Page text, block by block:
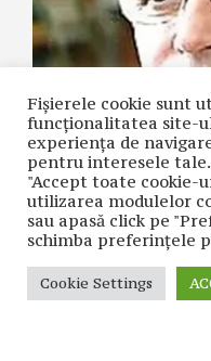
NICOLAE GRIGORIE
diagnostice false și
CONTACT| © COPYRIGHT
Fișierele cookie sunt
funcţionalitatea site-
experienţa de
pentru interesele tale.
"Accept toate cookie-
utilizarea modulelor
sau apasă click pe
schimba preferinţele
Cookie Settings